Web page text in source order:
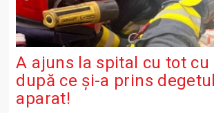
A ajuns la spital cu tot cu
după ce și-a prins
aparat!